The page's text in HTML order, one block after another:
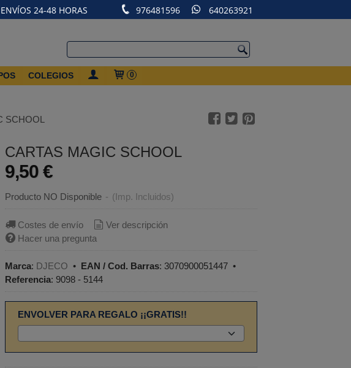
24-48 HORAS 976481596 640263921
COLEGIOS 0
SCHOOL
CARTAS MAGIC SCHOOL
9,50 €
Producto NO Disponible - (Imp. Incluidos)
Costes de envío
Ver descripción
Hacer una pregunta
Marca: DJECO • EAN / Cod. Barras:3070900051447 •
Referencia: 9098 - 5144
ENVOLVER PARA REGALO ¡¡GRATIS!!